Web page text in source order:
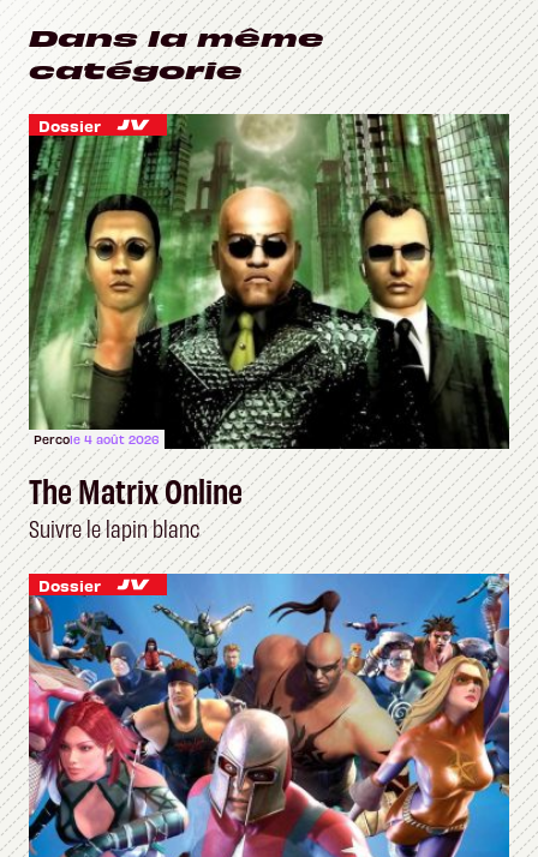
Dans la même
catégorie
Dossier
Percole 4 août 2026
The Matrix Online
Suivre le lapin blanc
Dossier